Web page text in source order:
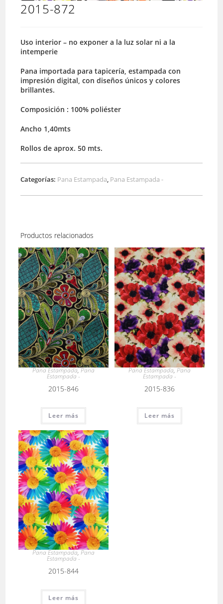
2015-872
Uso interior – no exponer a la luz solar ni a la
intemperie
Pana importada para tapicería, estampada con
impresión digital, con diseños únicos y colores
brillantes.
Composición : 100% poliéster
Ancho 1,40mts
Rollos de aprox. 50 mts.
Categorías: Pana Estampada, Pana Estampada -
Productos relacionados
Pana Estampada,Pana
Estampada -
2015-846
Leer más
Pana Estampada,Pana
Estampada -
2015-836
Leer más
Pana Estampada,Pana
Estampada -
2015-844
Leer más